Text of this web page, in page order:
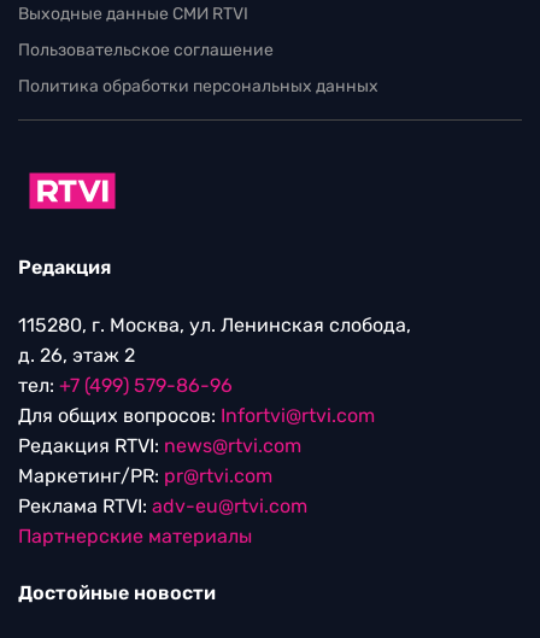
Выходные данные СМИ RTVI
Пользовательское соглашение
Политика обработки персональных данных
Редакция
115280, г. Москва, ул. Ленинская слобода,
д. 26, этаж 2
тел: +7 (499) 579-86-96
Для общих вопросов: Infortvi@rtvi.com
Редакция RTVI: news@rtvi.com
Маркетинг/PR: pr@rtvi.com
Реклама RTVI: adv-eu@rtvi.com
Партнерские материалы
Достойные новости